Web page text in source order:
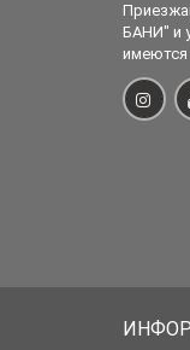
БАНИ" и
имеются